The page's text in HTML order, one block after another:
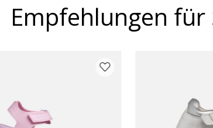
Empfehlungen für